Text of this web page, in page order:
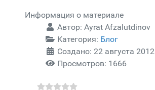
Информация о материале
Автор: Ayrat Afzalutdinov
Категория: Блог
Создано: 22 августа 2012
Просмотров: 1666